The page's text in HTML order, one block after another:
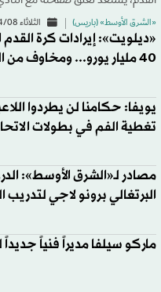
«الشرق الأوسط» (باريس) الثلاثاء 04/08 - 14:14
«ديلويت»: إيرادات كرة القدم
40 مليار يورو... ومخاوف من النمو
يويفا: حكامنا لن يطردوا
تغطية الفم في بطولات
مصادر لـ«الشرق الأوسط»:
البرتغالي برونو لاجي لتدريب
ماركو سيلفا مديراً فنياً جديداً